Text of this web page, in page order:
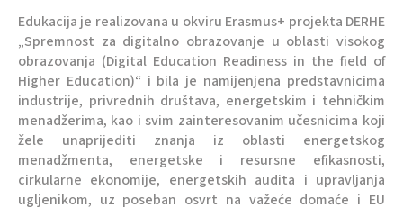
Edukacija je realizovana u okviru Erasmus+ projekta DERHE
„Spremnost za digitalno obrazovanje u oblasti visokog
obrazovanja (Digital Education Readiness in the field of
Higher Education)“ i bila je namijenjena predstavnicima
industrije, privrednih društava, energetskim i tehničkim
menadžerima, kao i svim zainteresovanim učesnicima koji
žele unaprijediti znanja iz oblasti energetskog
menadžmenta, energetske i resursne efikasnosti,
cirkularne ekonomije, energetskih audita i upravljanja
ugljenikom, uz poseban osvrt na važeće domaće i EU